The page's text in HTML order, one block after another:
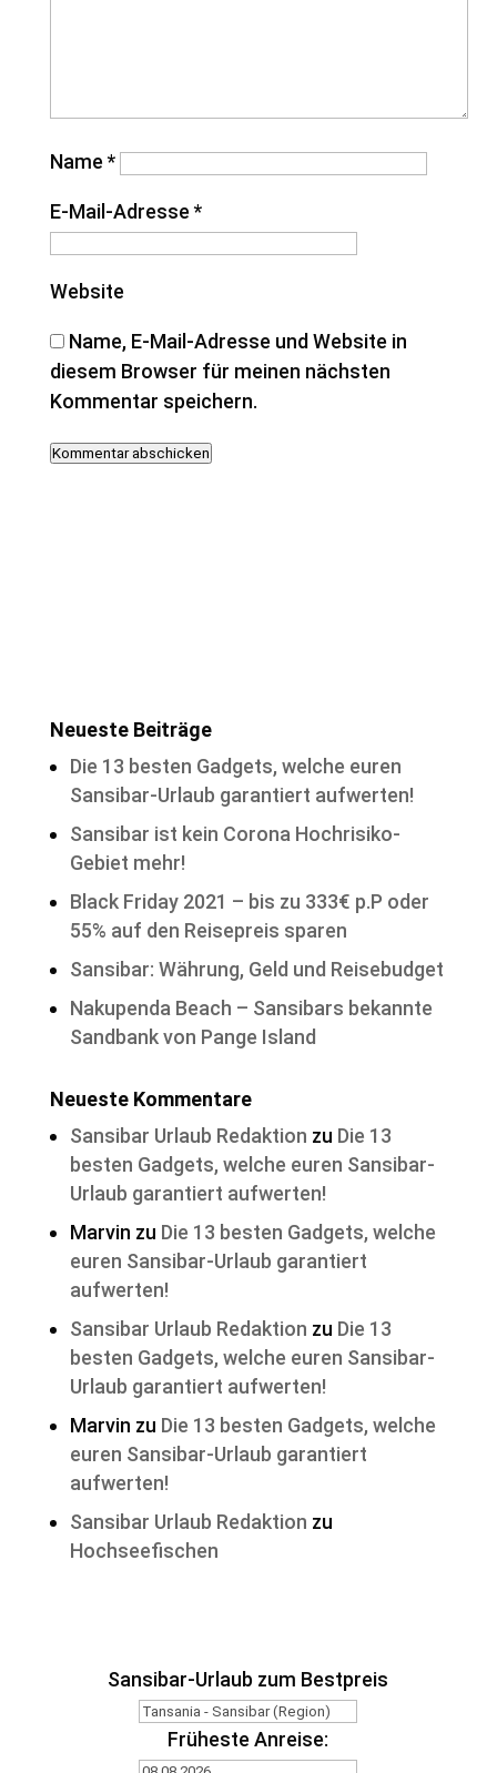
Name*
E-Mail-Adresse*
Website
Name, E-Mail-Adresse und Website in
diesem Browser für meinen nächsten
Kommentar speichern.
Kommentar abschicken
Neueste Beiträge
Die 13 besten Gadgets, welche euren
Sansibar-Urlaub garantiert aufwerten!
Sansibar ist kein Corona Hochrisiko-
Gebiet mehr!
Black Friday 2021 – bis zu 333€ p.P oder
55% auf den Reisepreis sparen
Sansibar: Währung, Geld und Reisebudget
Nakupenda Beach – Sansibars bekannte
Sandbank von Pange Island
Neueste Kommentare
Sansibar Urlaub Redaktion zu Die 13
besten Gadgets, welche euren Sansibar-
Urlaub garantiert aufwerten!
Marvin zu Die 13 besten Gadgets, welche
euren Sansibar-Urlaub garantiert
aufwerten!
Sansibar Urlaub Redaktion zu Die 13
besten Gadgets, welche euren Sansibar-
Urlaub garantiert aufwerten!
Marvin zu Die 13 besten Gadgets, welche
euren Sansibar-Urlaub garantiert
aufwerten!
Sansibar Urlaub Redaktion zu
Hochseefischen
Sansibar-Urlaub zum Bestpreis
Früheste Anreise: